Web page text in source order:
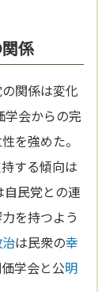
係
関係は変化
学会からの完
を強めた。
する傾向は
自民党との連
を持つよう
は民衆の幸
学会と公明